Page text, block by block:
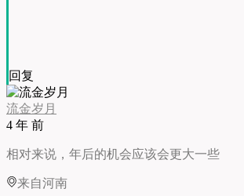
回复
流金岁月
4 年 前
相对来说，年后的机会应该会更大一些
来自河南